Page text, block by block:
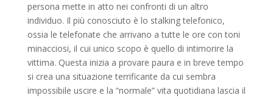
persona mette in atto nei confronti di un altro
individuo. Il più conosciuto è lo stalking telefonico,
ossia le telefonate che arrivano a tutte le ore con toni
minacciosi, il cui unico scopo è quello di intimorire la
vittima. Questa inizia a provare paura e in breve tempo
si crea una situazione terrificante da cui sembra
impossibile uscire e la “normale” vita quotidiana lascia il